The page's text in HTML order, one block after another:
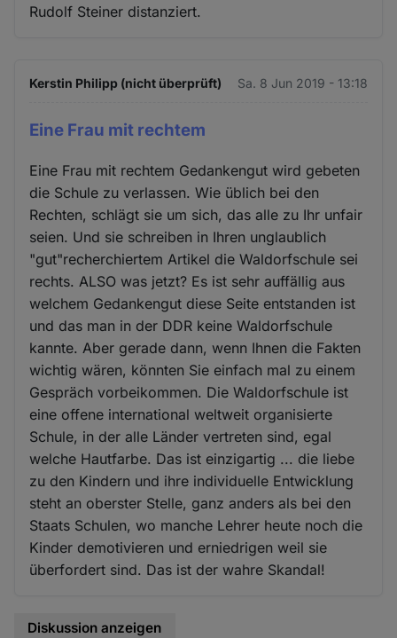
Rudolf Steiner distanziert.
Kerstin Philipp (nicht überprüft) Sa. 8 Jun 2019 - 13:18
Eine Frau mit rechtem
Eine Frau mit rechtem Gedankengut wird gebeten
die Schule zu verlassen. Wie üblich bei den
Rechten, schlägt sie um sich, das alle zu Ihr unfair
seien. Und sie schreiben in Ihren unglaublich
"gut"recherchiertem Artikel die Waldorfschule sei
rechts. ALSO was jetzt? Es ist sehr auffällig aus
welchem Gedankengut diese Seite entstanden ist
und das man in der DDR keine Waldorfschule
kannte. Aber gerade dann, wenn Ihnen die Fakten
wichtig wären, könnten Sie einfach mal zu einem
Gespräch vorbeikommen. Die Waldorfschule ist
eine offene international weltweit organisierte
Schule, in der alle Länder vertreten sind, egal
welche Hautfarbe. Das ist einzigartig ... die liebe
zu den Kindern und ihre individuelle Entwicklung
steht an oberster Stelle, ganz anders als bei den
Staats Schulen, wo manche Lehrer heute noch die
Kinder demotivieren und erniedrigen weil sie
überfordert sind. Das ist der wahre Skandal!
Diskussion anzeigen